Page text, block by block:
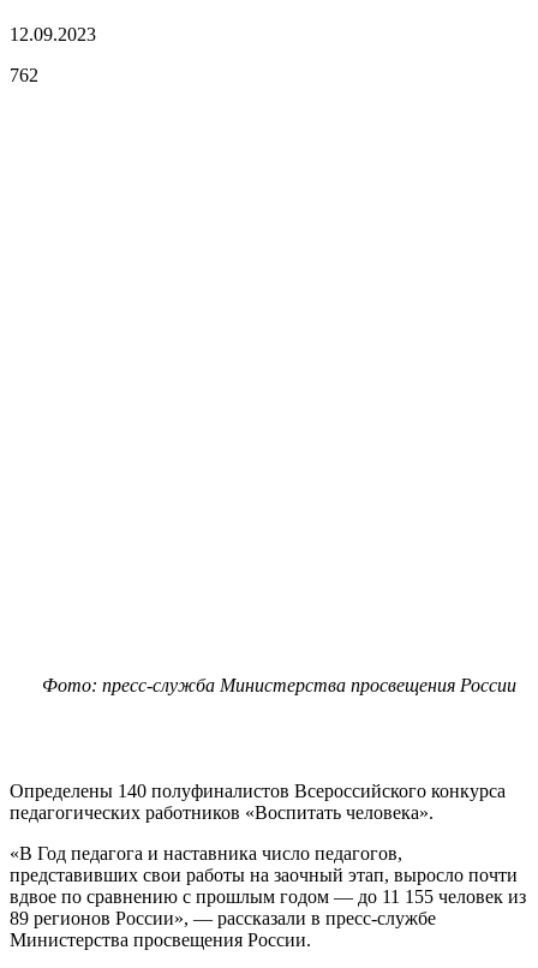
12.09.2023
762
Фото: пресс-служба Министерства просвещения России
Определены 140 полуфиналистов Всероссийского конкурса
педагогических работников «Воспитать человека».
«В Год педагога и наставника число педагогов,
представивших свои работы на заочный этап, выросло почти
вдвое по сравнению с прошлым годом — до 11 155 человек из
89 регионов России», — рассказали в пресс-службе
Министерства просвещения России.